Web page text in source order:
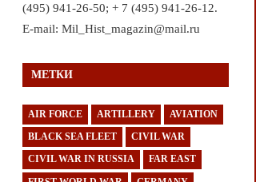
(495) 941-26-50; + 7 (495) 941-26-12.
E-mail: Mil_Hist_magazin@mail.ru
МЕТКИ
AIR FORCE ARTILLERY AVIATION
BLACK SEA FLEET CIVIL WAR
CIVIL WAR IN RUSSIA FAR EAST